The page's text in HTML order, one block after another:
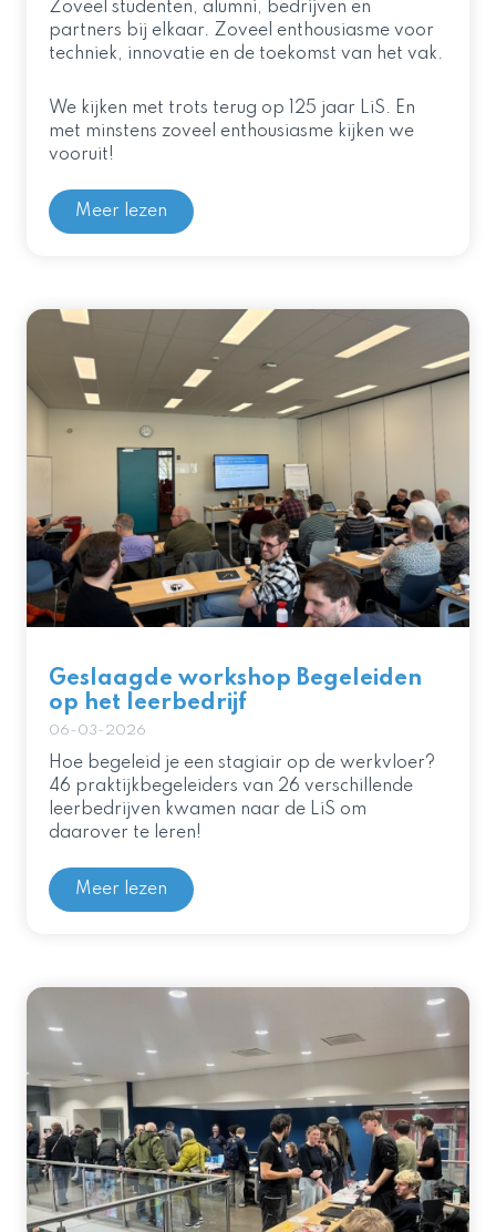
Zoveel studenten, alumni, bedrijven en
partners bij elkaar. Zoveel enthousiasme voor
techniek, innovatie en de toekomst van het vak.
We kijken met trots terug op 125 jaar LiS. En
met minstens zoveel enthousiasme kijken we
vooruit!
Meer lezen
Geslaagde workshop Begeleiden
op het leerbedrijf
06-03-2026
Hoe begeleid je een stagiair op de werkvloer?
46 praktijkbegeleiders van 26 verschillende
leerbedrijven kwamen naar de LiS om
daarover te leren!
Meer lezen